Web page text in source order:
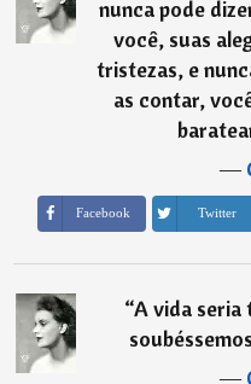
nunca pode
você, suas
tristezas, e
as contar,
―
Facebook Twitter
“A vida seria
―